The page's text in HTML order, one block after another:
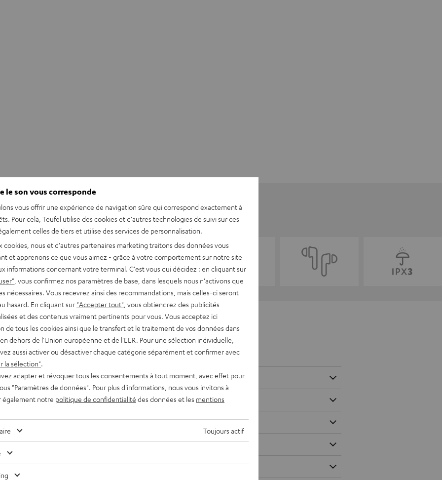
écouteur gauche
parleurs
le son vous corresponde
vous offrir une expérience de navigation sûre qui correspond exactement à
Pour cela, Teufel utilise des cookies et d'autres technologies de suivi sur ces
celles de tiers et utilise des services de personnalisation.
cookies, nous et d'autres partenaires marketing traitons des données vous
et apprenons ce que vous aimez - grâce à votre comportement sur notre site
informations concernant votre terminal. C'est vous qui décidez : en cliquant sur
, vous confirmez nos paramètres de base, dans lesquels nous n'activons que
nécessaires. Vous recevrez ainsi des recommandations, mais celles-ci seront
hasard. En cliquant sur "Accepter tout" , vous obtiendrez des publicités
et des contenus vraiment pertinents pour vous. Vous acceptez ici
de tous les cookies ainsi que le transfert et le traitement de vos données dans
dehors de l'Union européenne et de l'EER. Pour une sélection individuelle,
aussi activer ou désactiver chaque catégorie séparément et confirmer avec
la sélection"
adapter et révoquer tous les consentements à tout moment, avec effet pour
"Paramètres de données". Pour plus d'informations, nous vous invitons à
également notre politique de confidentialité des données et les mentions
Toujours actif